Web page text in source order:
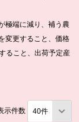
極端に減り、補う農
変更すること、価格
ること、出荷予定産
示件数